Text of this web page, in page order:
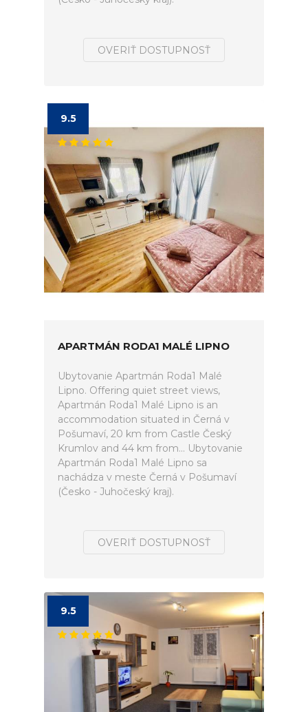
OVERIŤ DOSTUPNOSŤ
9.5
APARTMÁN RODA1 MALÉ LIPNO
Ubytovanie Apartmán Roda1 Malé
Lipno. Offering quiet street views,
Apartmán Roda1 Malé Lipno is an
accommodation situated in Černá v
Pošumaví, 20 km from Castle Český
Krumlov and 44 km from... Ubytovanie
Apartmán Roda1 Malé Lipno sa
nachádza v meste Černá v Pošumaví
(Česko - Juhočeský kraj).
OVERIŤ DOSTUPNOSŤ
9.5